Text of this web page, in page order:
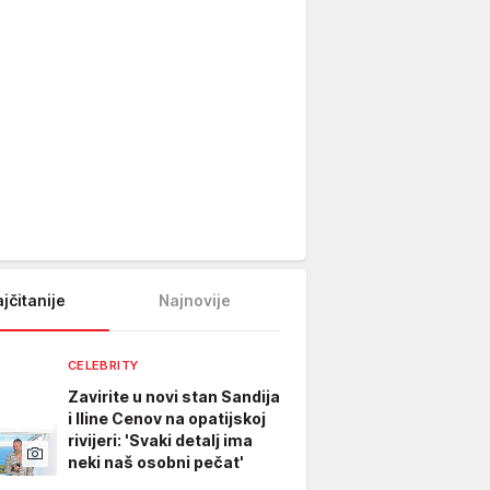
Najnovije
CELEBRITY
Zavirite u novi stan Sandija
i Iline Cenov na opatijskoj
rivijeri: 'Svaki detalj ima
neki naš osobni pečat'